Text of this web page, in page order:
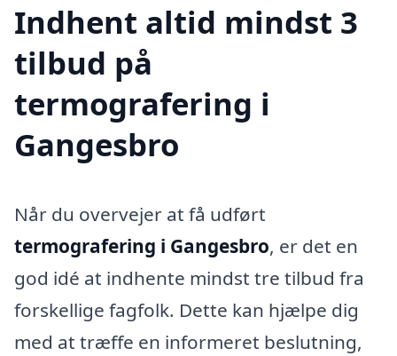
Indhent altid mindst 3
tilbud på
termografering i
Gangesbro
Når du overvejer at få udført
termografering i Gangesbro, er det en
god idé at indhente mindst tre tilbud fra
forskellige fagfolk. Dette kan hjælpe dig
med at træffe en informeret beslutning,